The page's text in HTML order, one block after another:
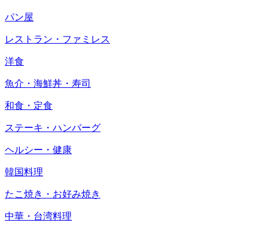
パン屋
レストラン・ファミレス
洋食
魚介・海鮮丼・寿司
和食・定食
ステーキ・ハンバーグ
ヘルシー・健康
韓国料理
たこ焼き・お好み焼き
中華・台湾料理